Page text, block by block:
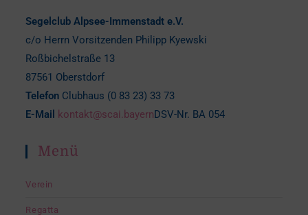
Segelclub Alpsee-Immenstadt e.V.
c/o Herrn Vorsitzenden Philipp Kyewski
Roßbichelstraße 13
87561 Oberstdorf
Telefon Clubhaus (0 83 23) 33 73
E-Mail
kontakt@scai.bayernDSV-Nr. BA 054
Menü
Verein
Regatta